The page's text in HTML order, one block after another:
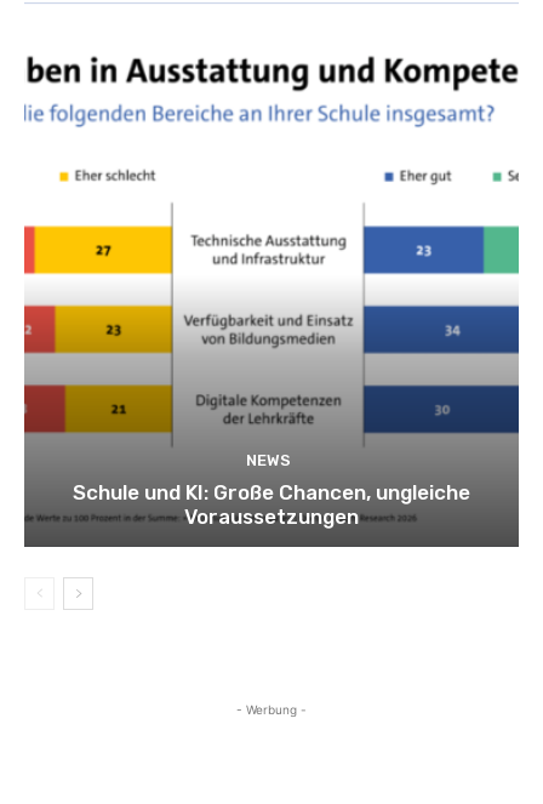
NEWS
Schule und KI: Große Chancen, ungleiche
Voraussetzungen
- Werbung -